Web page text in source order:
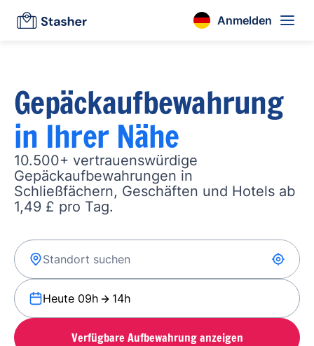
Anmelden
Gepäckaufbewahrung
in Ihrer Nähe
10.500+ vertrauenswürdige
Gepäckaufbewahrungen in
Schließfächern, Geschäften und Hotels ab
1,49 £ pro Tag.
Heute 09h 14h
Verfügbare Aufbewahrung anzeigen